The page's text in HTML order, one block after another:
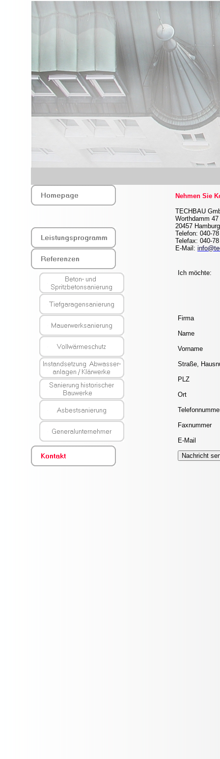
Nehmen Sie
TECHBAU
Worthdamm 47
20457 Hamburg
Telefon: 040-
Telefax: 040-
E-Mail:
Ich möchte:
Firma
Name
Vorname
Straße,
PLZ
Ort
Faxnummer
E-Mail